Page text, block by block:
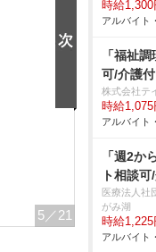
5 ／21
時給1,300
アルバイト
「福祉
可/介護
株式会社テ
時給1,075
アルバイト
「週2か
ト相談
医療法人社
がみ湖
時給1,225
アルバイト